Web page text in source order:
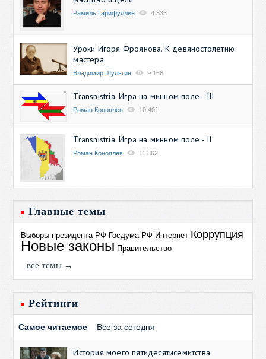
Рамиль Гарифуллин 4 333
Уроки Игоря Фроянова. К девяностолетию
мастера
Владимир Шульгин 9 166
Transnistria. Игра на минном поле - III
Роман Коноплев 10 401
Transnistria. Игра на минном поле - II
Роман Коноплев 11 362
Главные темы
Выборы президента РФ Госдума РФ Интернет Коррупция
Новые законы Правительство
все темы →
Рейтинги
Самое читаемое Все за сегодня
История моего пятидесятисемитства